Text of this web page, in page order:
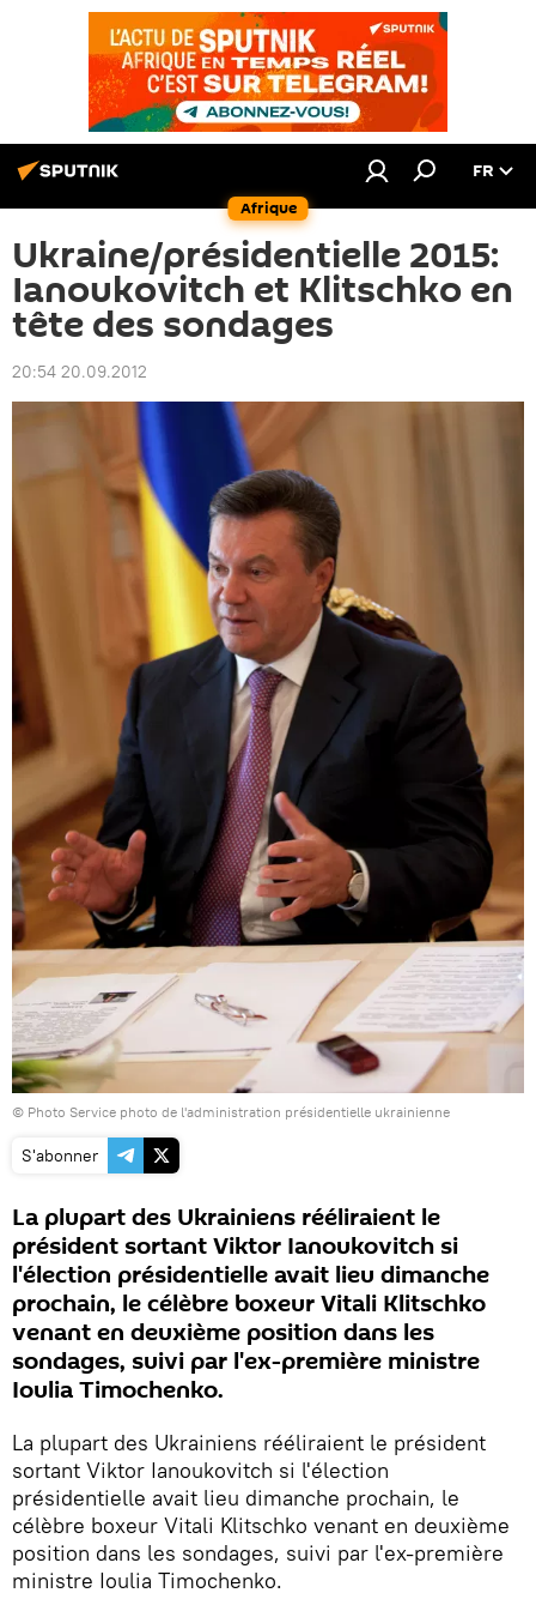
Afrique
FR
Ukraine/présidentielle 2015:
Ianoukovitch et Klitschko en
tête des sondages
20:54 20.09.2012
© Photo Service photo de l'administration présidentielle ukrainienne
S'abonner
La plupart des Ukrainiens rééliraient le
président sortant Viktor Ianoukovitch si
l'élection présidentielle avait lieu dimanche
prochain, le célèbre boxeur Vitali Klitschko
venant en deuxième position dans les
sondages, suivi par l'ex-première ministre
Ioulia Timochenko.
La plupart des Ukrainiens rééliraient le président
sortant Viktor Ianoukovitch si l'élection
présidentielle avait lieu dimanche prochain, le
célèbre boxeur Vitali Klitschko venant en deuxième
position dans les sondages, suivi par l'ex-première
ministre Ioulia Timochenko.